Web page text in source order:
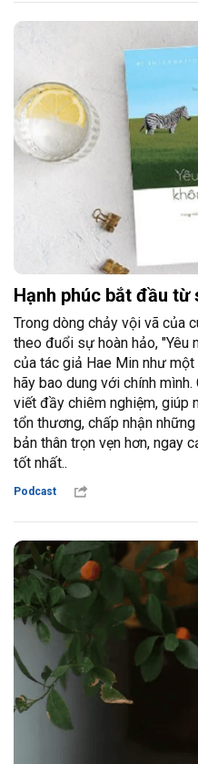
Hạnh phúc bắt đầu từ
Trong dòng chảy vội vã của
theo đuổi sự hoàn hảo, "Yêu
của tác giả Hae Min như
hãy bao dung với chính
viết đầy chiêm nghiệm, giúp
tổn thương, chấp nhận
bản thân trọn vẹn hơn, ngay
tốt nhất..
Podcast